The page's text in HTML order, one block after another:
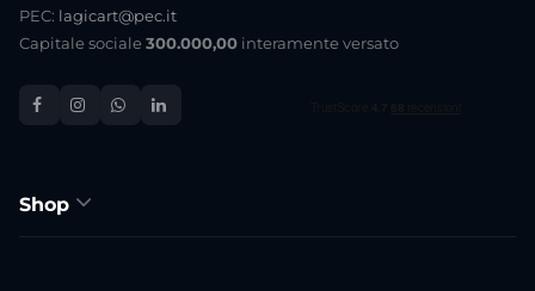
PEC: lagicart@pec.it
Capitale sociale 300.000,00 interamente versato
Shop